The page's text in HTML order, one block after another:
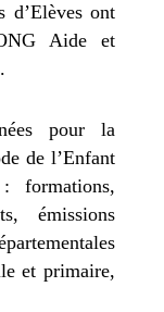
d’Elèves ont
Aide et
pour la
de l’Enfant
formations,
émissions
et primaire,